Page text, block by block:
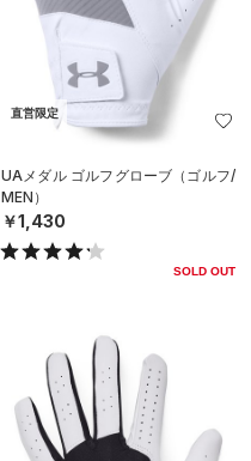
直営限定
UAメダル ゴルフグローブ（ゴルフ/
MEN）
￥1,430
SOLD OUT